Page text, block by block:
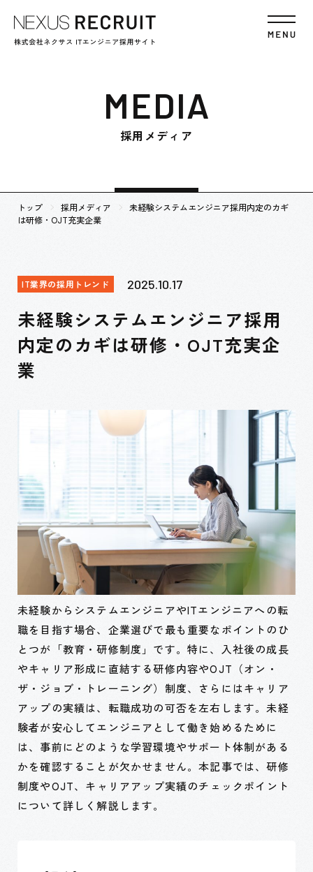
MEDIA
採用メディア
トップ 採用メディア
未経験システムエンジニア採用内定のカギ
は研修・OJT充実企業
IT業界の採用トレンド 2025.10.17
未経験システムエンジニア採用
内定のカギは研修・OJT充実企
業
未経験からシステムエンジニアやITエンジニアへの転
職を目指す場合、企業選びで最も重要なポイントのひ
とつが「教育・研修制度」です。特に、入社後の成長
やキャリア形成に直結する研修内容やOJT（オン・
ザ・ジョブ・トレーニング）制度、さらにはキャリア
アップの実績は、転職成功の可否を左右します。未経
験者が安心してエンジニアとして働き始めるために
は、事前にどのような学習環境やサポート体制がある
かを確認することが欠かせません。本記事では、研修
制度やOJT、キャリアアップ実績のチェックポイント
について詳しく解説します。